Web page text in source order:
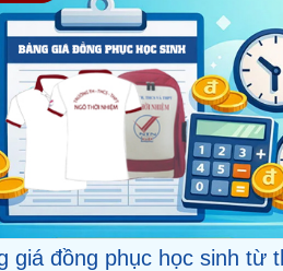
Ngô Thời Nhiệm đạt